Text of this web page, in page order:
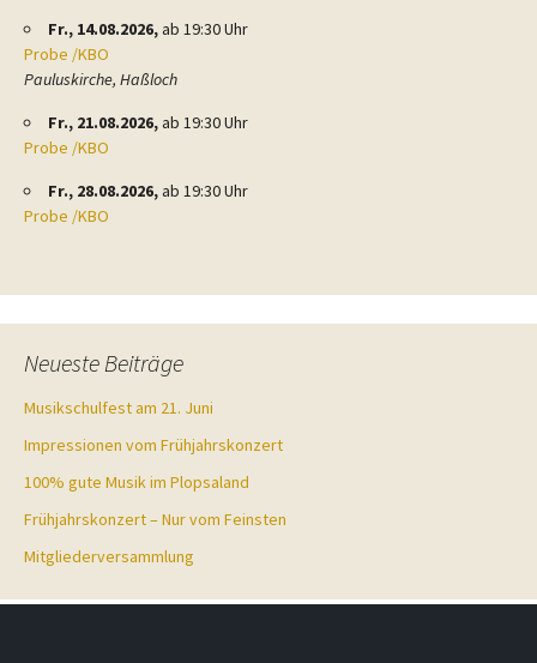
Fr., 14.08.2026,ab 19:30 Uhr
Probe /KBO
Pauluskirche, Haßloch
Fr., 21.08.2026,ab 19:30 Uhr
Probe /KBO
Fr., 28.08.2026,ab 19:30 Uhr
Probe /KBO
Neueste Beiträge
Musikschulfest am 21. Juni
Impressionen vom Frühjahrskonzert
100% gute Musik im Plopsaland
Frühjahrskonzert – Nur vom Feinsten
Mitgliederversammlung